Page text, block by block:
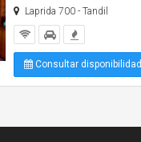
Laprida 700 - Tandil
Consultar disponibilidad